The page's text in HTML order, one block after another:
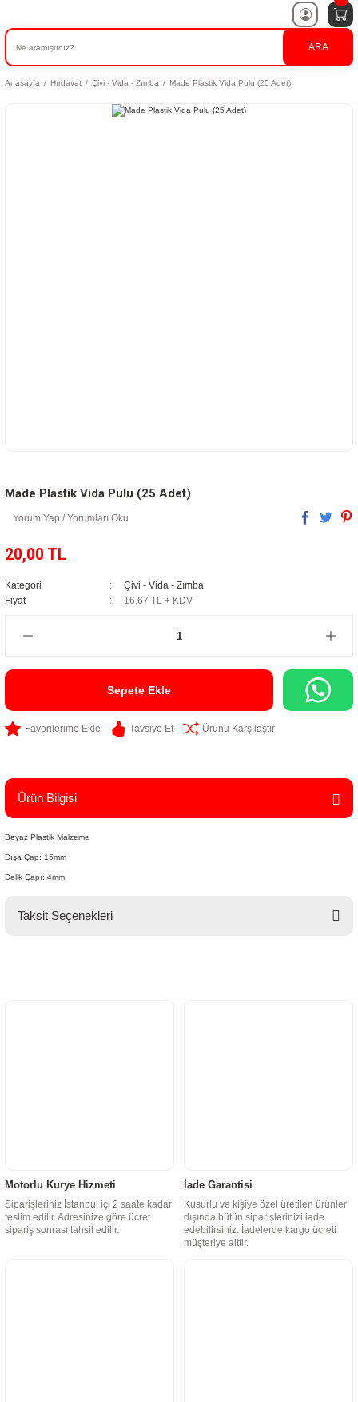
ARA
Anasayfa Hırdavat Çivi - Vida - Zımba Made Plastik Vida Pulu (25 Adet)
Made Plastik Vida Pulu (25 Adet)
Yorum Yap / Yorumları Oku
20,00 TL
Kategori
Çivi - Vida - Zımba
Fiyat
16,67 TL + KDV
Sepete Ekle
Tavsiye Et Ürünü Karşılaştır
Ürün Bilgisi
Beyaz Plastik Malzeme
Dışa Çap: 15mm
Delik Çapı: 4mm
Taksit Seçenekleri
Motorlu Kurye Hizmeti
Siparişleriniz İstanbul içi 2 saate kadar
teslim edilir. Adresinize göre ücret
sipariş sonrası tahsil edilir.
İade Garantisi
Kusurlu ve kişiye özel üretilen ürünler
dışında bütün siparişlerinizi iade
edebilirsiniz. İadelerde kargo ücreti
müşteriye aittir.